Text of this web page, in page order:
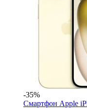
-35%
Смартфон Apple